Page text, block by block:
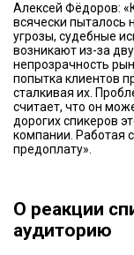
Алексей Фёдоров:
всячески пыталось
угрозы, судебные
возникают из-за
непрозрачность
попытка клиентов
сталкивая их.
считает, что он
дорогих спикеров
компании. Работая
предоплату».
О реакции
аудиторию